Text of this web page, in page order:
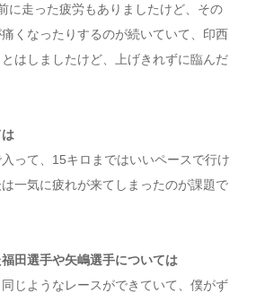
に走った疲労もありましたけど、その
くなったりするのが続いていて、印西
はしましたけど、上げきれずに臨んだ
って、15キロまではいいペースで行け
一気に疲れが来てしまったのが課題で
田選手や矢嶋選手については
じようなレースができていて、僕がず